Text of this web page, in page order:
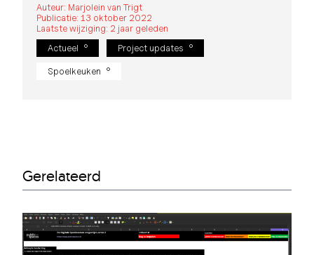
Auteur: Marjolein van Trigt
Publicatie: 13 oktober 2022
Laatste wijziging: 2 jaar geleden
Actueel
Project updates
Spoelkeuken
Gerelateerd